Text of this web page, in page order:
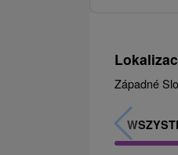
Západné